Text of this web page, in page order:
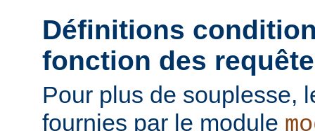
Définitions
fonction des
Pour plus de souplesse,
fournies par le module